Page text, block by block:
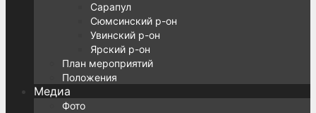
Сарапул
Сюмсинский р-он
Увинский р-он
Ярский р-он
План мероприятий
Положения
Медиа
Фото